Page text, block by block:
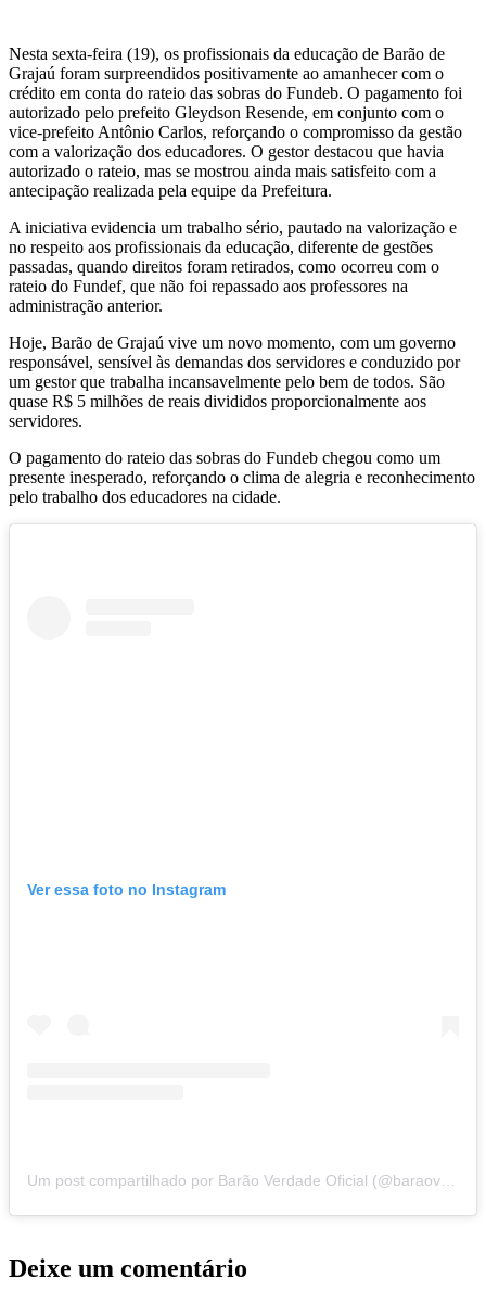
Nesta sexta-feira (19), os profissionais da educação de Barão de
Grajaú foram surpreendidos positivamente ao amanhecer com o
crédito em conta do rateio das sobras do Fundeb. O pagamento foi
autorizado pelo prefeito Gleydson Resende, em conjunto com o
vice-prefeito Antônio Carlos, reforçando o compromisso da gestão
com a valorização dos educadores. O gestor destacou que havia
autorizado o rateio, mas se mostrou ainda mais satisfeito com a
antecipação realizada pela equipe da Prefeitura.
A iniciativa evidencia um trabalho sério, pautado na valorização e
no respeito aos profissionais da educação, diferente de gestões
passadas, quando direitos foram retirados, como ocorreu com o
rateio do Fundef, que não foi repassado aos professores na
administração anterior.
Hoje, Barão de Grajaú vive um novo momento, com um governo
responsável, sensível às demandas dos servidores e conduzido por
um gestor que trabalha incansavelmente pelo bem de todos. São
quase R$ 5 milhões de reais divididos proporcionalmente aos
servidores.
O pagamento do rateio das sobras do Fundeb chegou como um
presente inesperado, reforçando o clima de alegria e reconhecimento
pelo trabalho dos educadores na cidade.
Ver essa foto no Instagram
Um post compartilhado por Barão Verdade Oficial (@baraoverdadeoficial)
Deixe um comentário